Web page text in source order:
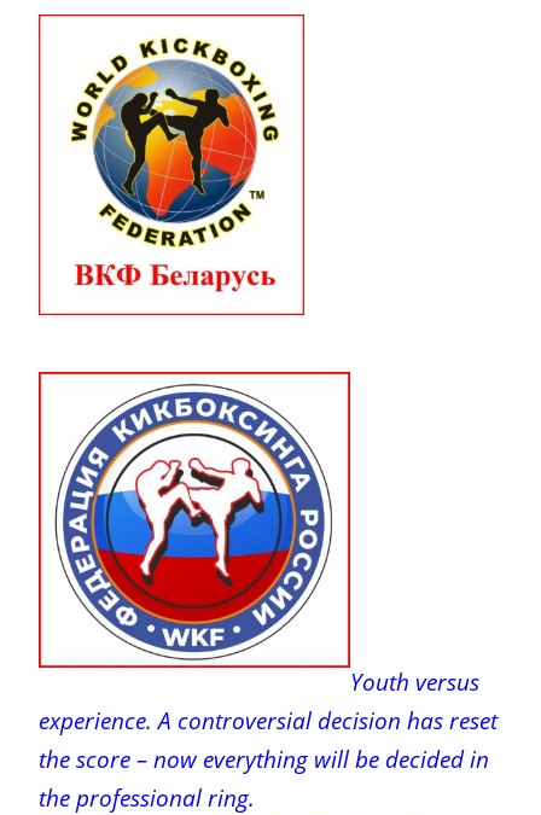
Youth versus
experience. A controversial decision has reset
the score – now everything will be decided in
the professional ring.